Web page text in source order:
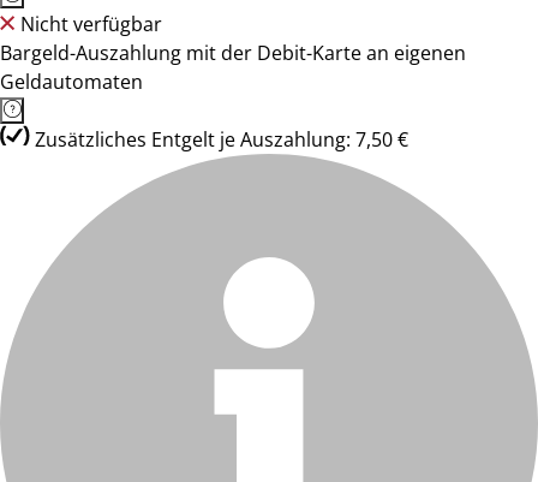
Nicht verfügbar
Bargeld-Auszahlung mit der Debit-Karte an eigenen
Geldautomaten
Zusätzliches Entgelt je Auszahlung: 7,50 €